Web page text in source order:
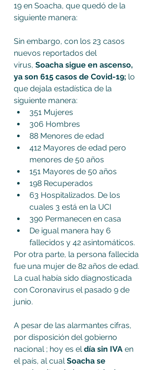
19 en Soacha, que quedó de la
siguiente manera:
Sin embargo, con los 23 casos
nuevos reportados del
virus, Soacha sigue en ascenso,
ya son 615 casos de Covid-19; lo
que dejala estadística de la
siguiente manera:
351 Mujeres
306 Hombres
88 Menores de edad
412 Mayores de edad pero
menores de 50 años
151 Mayores de 50 años
198 Recuperados
63 Hospitalizados. De los
cuales 3 está en la UCI
390 Permanecen en casa
De igual manera hay 6
fallecidos y 42 asintomáticos.
Por otra parte, la persona fallecida
fue una mujer de 82 años de edad.
La cual había sido diagnosticada
con Coronavirus el pasado 9 de
junio.
A pesar de las alarmantes cifras,
por disposición del gobierno
nacional ; hoy es el día sin IVA en
el país, al cual Soacha se